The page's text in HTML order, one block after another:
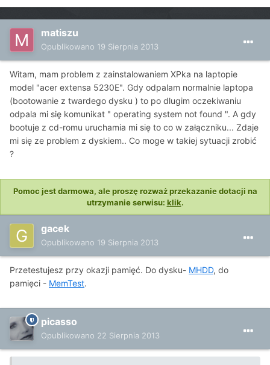
matiszu
Opublikowano 19 Sierpnia 2013
Witam, mam problem z zainstalowaniem XPka na laptopie
model "acer extensa 5230E". Gdy odpalam normalnie laptopa
(bootowanie z twardego dysku ) to po dlugim oczekiwaniu
odpala mi się komunikat " operating system not found ". A gdy
bootuje z cd-romu uruchamia mi się to co w załączniku... Zdaje
mi się ze problem z dyskiem.. Co moge w takiej sytuacji zrobić
?
Pomoc jest darmowa, ale proszę rozważ przekazanie dotacji na
utrzymanie serwisu: klik.
gacek
Opublikowano 19 Sierpnia 2013
Przetestujesz przy okazji pamięć. Do dysku- MHDD, do
pamięci - MemTest.
picasso
Opublikowano 22 Sierpnia 2013